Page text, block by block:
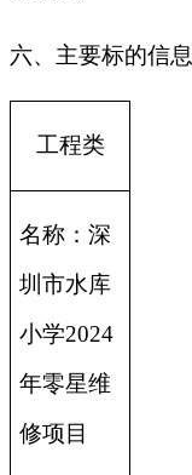
六、主要标的信息
工程类
名称：深
圳市水库
小学2024
年零星维
修项目